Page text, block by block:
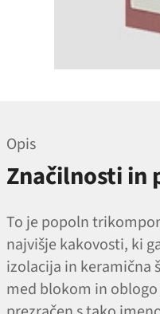
Opis
Značilnosti in
To je popoln
najvišje kakovosti, ki
izolacija in keramična
med blokom in